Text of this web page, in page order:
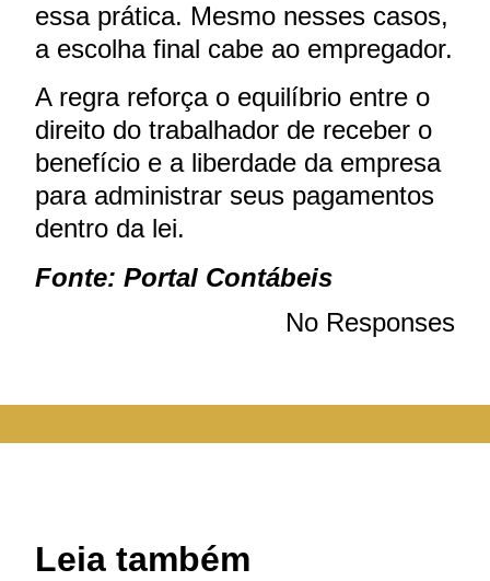
essa prática. Mesmo nesses casos,
a escolha final cabe ao empregador.
A regra reforça o equilíbrio entre o
direito do trabalhador de receber o
benefício e a liberdade da empresa
para administrar seus pagamentos
dentro da lei.
Fonte: Portal Contábeis
No Responses
Leia também